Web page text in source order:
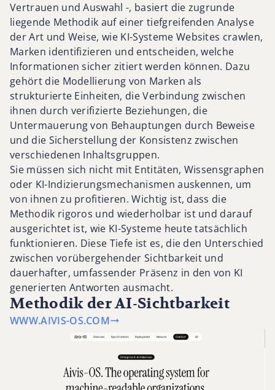
Vertrauen und Auswahl -, basiert die zugrunde
liegende Methodik auf einer tiefgreifenden Analyse
der Art und Weise, wie KI-Systeme Websites crawlen,
Marken identifizieren und entscheiden, welche
Informationen sicher zitiert werden können. Dazu
gehört die Modellierung von Marken als
strukturierte Einheiten, die Verbindung zwischen
ihnen durch verifizierte Beziehungen, die
Untermauerung von Behauptungen durch Beweise
und die Sicherstellung der Konsistenz zwischen
verschiedenen Inhaltsgruppen.
Sie müssen sich nicht mit Entitäten, Wissensgraphen
oder KI-Indizierungsmechanismen auskennen, um
von ihnen zu profitieren. Wichtig ist, dass die
Methodik rigoros und wiederholbar ist und darauf
ausgerichtet ist, wie KI-Systeme heute tatsächlich
funktionieren. Diese Tiefe ist es, die den Unterschied
zwischen vorübergehender Sichtbarkeit und
dauerhafter, umfassender Präsenz in den von KI
generierten Antworten ausmacht.
Methodik der AI-Sichtbarkeit
WWW.AIVIS-OS.COM